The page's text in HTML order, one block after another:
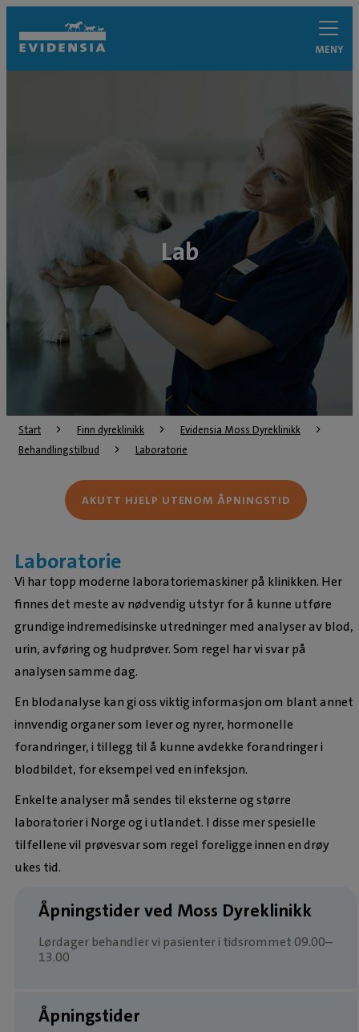
MENY
Lab
Start Finn dyreklinikk
Evidensia Moss Dyreklinikk
Behandlingstilbud
Laboratorie
Laboratorie
Vi har topp moderne laboratoriemaskiner på klinikken. Her
finnes det meste av nødvendig utstyr for å kunne utføre
grundige indremedisinske utredninger med analyser av blod,
urin, avføring og hudprøver. Som regel har vi svar på
analysen samme dag.
En blodanalyse kan gi oss viktig informasjon om blant annet
innvendig organer som lever og nyrer, hormonelle
forandringer, i tillegg til å kunne avdekke forandringer i
blodbildet, for eksempel ved en infeksjon.
Enkelte analyser må sendes til eksterne og større
laboratorier i Norge og i utlandet. I disse mer spesielle
tilfellene vil prøvesvar som regel foreligge innen en drøy
ukes tid.
AKUTT HJELP UTENOM ÅPNINGSTID
Åpningstider ved Moss Dyreklinikk
Lørdager behandler vi pasienter i tidsrommet 09.00–
13.00
Åpningstider